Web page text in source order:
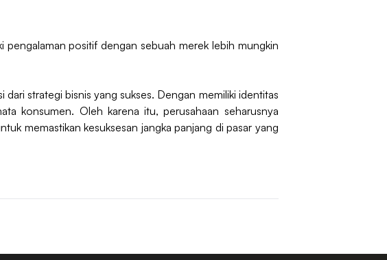
positif dengan sebuah merek lebih mungkin
strategi bisnis yang sukses. Dengan memiliki identitas
konsumen. Oleh karena itu, perusahaan seharusnya
memastikan kesuksesan jangka panjang di pasar yang